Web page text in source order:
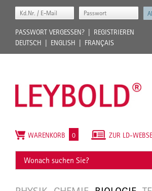
PASSWORT VERGESSEN?
REGISTRIEREN
DEUTSCH
ENGLISH FRANÇAIS
ZUR LD-
WARENKORB 0